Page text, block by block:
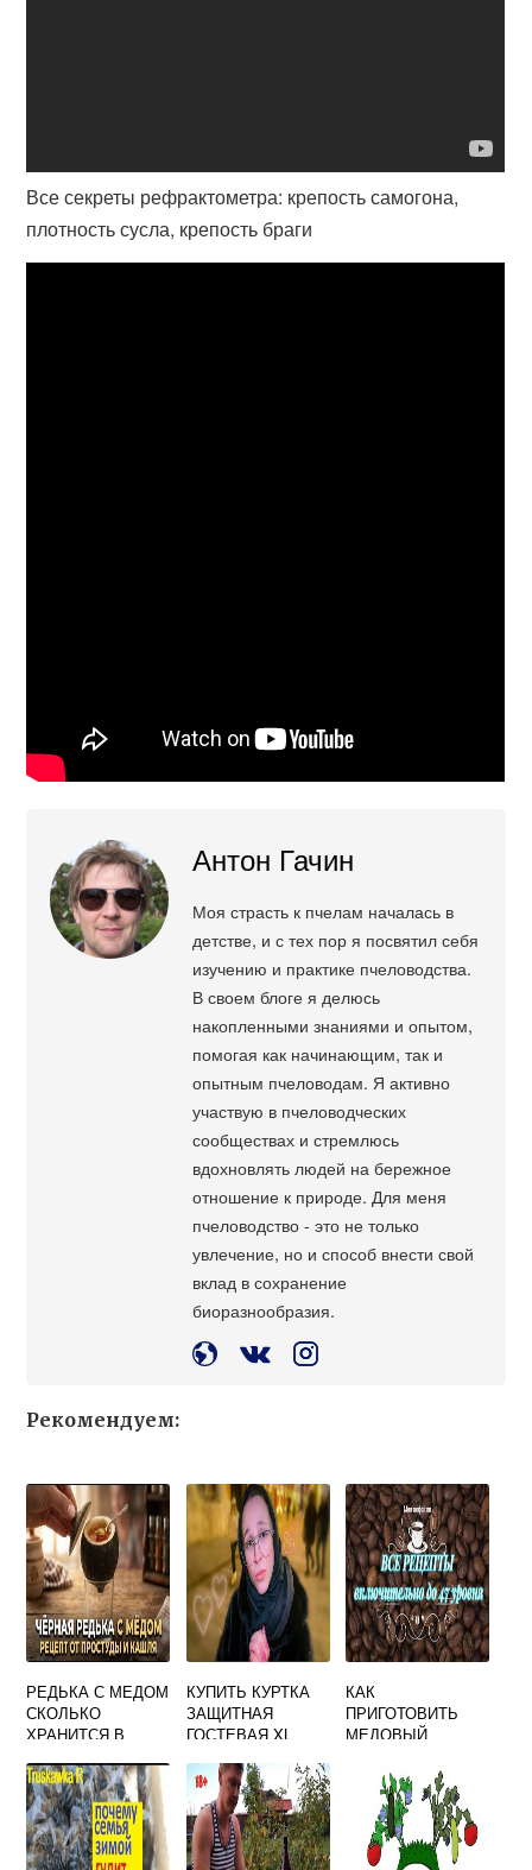
Все секреты рефрактометра: крепость самогона,
плотность сусла, крепость браги
Антон Гачин
Моя страсть к пчелам началась в
детстве, и с тех пор я посвятил себя
изучению и практике пчеловодства.
В своем блоге я делюсь
накопленными знаниями и опытом,
помогая как начинающим, так и
опытным пчеловодам. Я активно
участвую в пчеловодческих
сообществах и стремлюсь
вдохновлять людей на бережное
отношение к природе. Для меня
пчеловодство - это не только
увлечение, но и способ внести свой
вклад в сохранение
биоразнообразия.
Рекомендуем:
РЕДЬКА С МЕДОМ
СКОЛЬКО
ХРАНИТСЯ В
КУПИТЬ КУРТКА
ЗАЩИТНАЯ
ГОСТЕВАЯ XL
КАК
ПРИГОТОВИТЬ
МЕДОВЫЙ
ИГРЕ МОЯ
КОФЕЙНЯ